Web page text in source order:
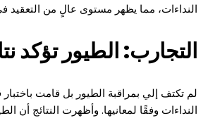
النداءات، مما يظهر مستوى عالٍ من التعقيد
التجارب: الطيور تؤكد
لم تكتف إلي بمراقبة الطيور بل قامت
النداءات وفقًا لمعانيها. وأظهرت النتائج أن